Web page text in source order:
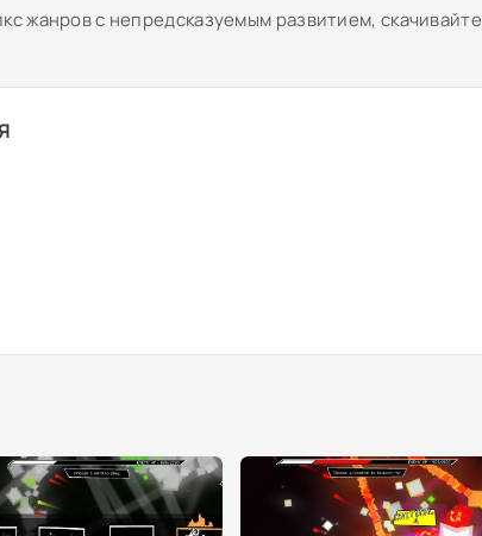
жанров с непредсказуемым развитием, скачивайте